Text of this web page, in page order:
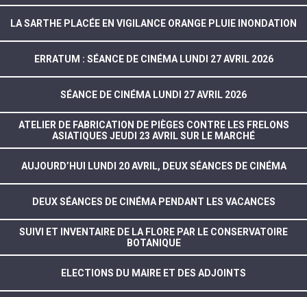
LA SARTHE PLACÉE EN VIGILANCE ORANGE PLUIE INONDATION
ERRATUM : SÉANCE DE CINÉMA LUNDI 27 AVRIL 2026
SÉANCE DE CINÉMA LUNDI 27 AVRIL 2026
ATELIER DE FABRICATION DE PIÈGES CONTRE LES FRELONS
ASIATIQUES JEUDI 23 AVRIL SUR LE MARCHÉ
AUJOURD’HUI LUNDI 20 AVRIL, DEUX SÉANCES DE CINÉMA
DEUX SÉANCES DE CINÉMA PENDANT LES VACANCES
SUIVI ET INVENTAIRE DE LA FLORE PAR LE CONSERVATOIRE
BOTANIQUE
ELECTIONS DU MAIRE ET DES ADJOINTS